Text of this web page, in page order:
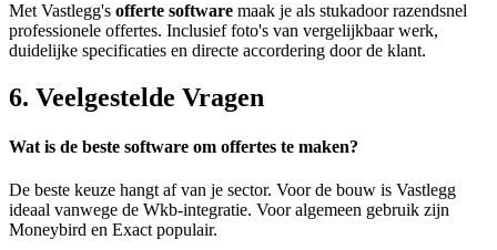
Met Vastlegg's offerte software maak je als stukadoor razendsnel
professionele offertes. Inclusief foto's van vergelijkbaar werk,
duidelijke specificaties en directe accordering door de klant.
6. Veelgestelde Vragen
Wat is de beste software om offertes te maken?
De beste keuze hangt af van je sector. Voor de bouw is Vastlegg
ideaal vanwege de Wkb-integratie. Voor algemeen gebruik zijn
Moneybird en Exact populair.